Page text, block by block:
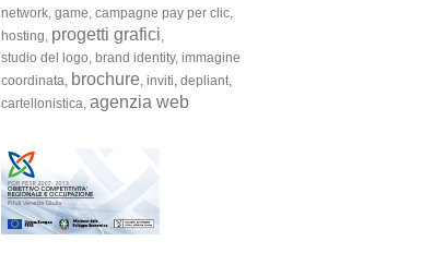
network, game, campagne pay per clic,
hosting, progetti grafici,
studio del logo, brand identity, immagine
coordinata, brochure, inviti, depliant,
cartellonistica, agenzia web